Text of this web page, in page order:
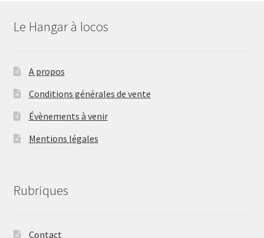
Le Hangar à locos
A propos
Conditions générales de vente
Évènements à venir
Mentions légales
Rubriques
Contact